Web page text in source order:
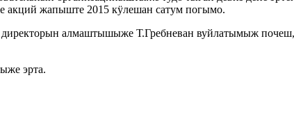
акций жапыште 2015 кӱлешан сатум погымо.
алмаштышыже Т.Гребневан вуйлатымыж почеш,
эрта.